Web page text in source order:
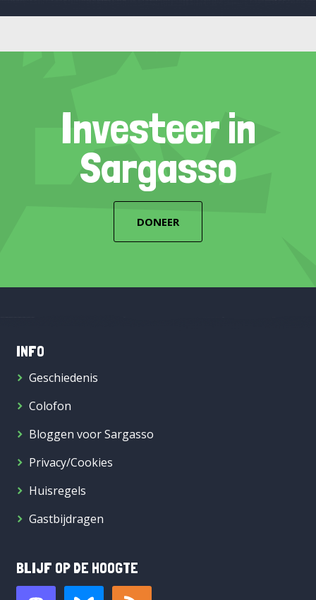
Investeer in
Sargasso
DONEER
INFO
Geschiedenis
Colofon
Bloggen voor Sargasso
Privacy/Cookies
Huisregels
Gastbijdragen
BLIJF OP DE HOOGTE